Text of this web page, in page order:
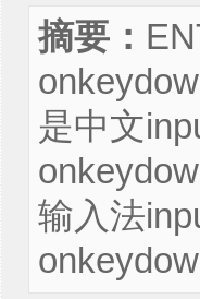
摘要：
是中文
输入法